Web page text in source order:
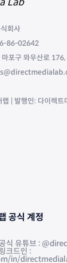
회사
86-02642
포구 와우산로
랩 | 발행인: 다이렉
공식 계정
식 유튜브 :
크드인 :
in/